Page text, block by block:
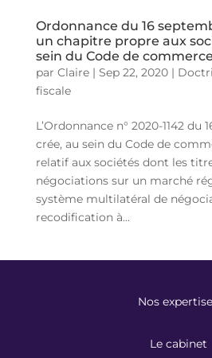
Ordonnance du 16
un chapitre propre aux
sein du Code de commerce
par Claire| Sep 22, 2020|
fiscale
L’Ordonnance n° 2020-1142 du
crée, au sein du Code de
relatif aux sociétés dont les
négociations sur un marché
système multilatéral de
recodification à...
Nos
Le cabinet